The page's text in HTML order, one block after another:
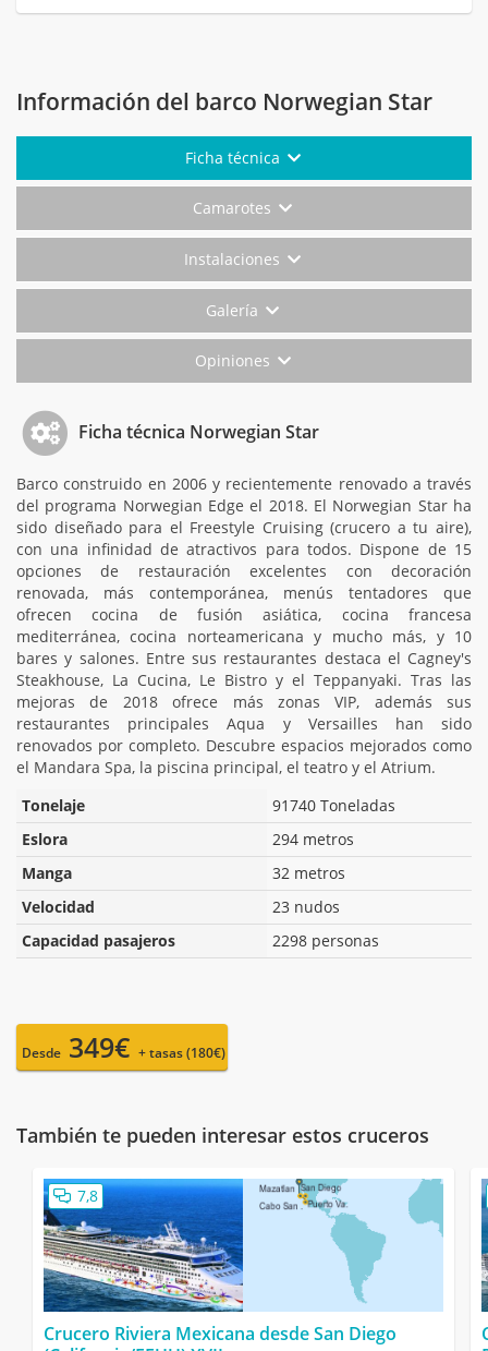
Información del barco Norwegian Star
Ficha técnica
Camarotes
Instalaciones
Galería
Opiniones
Ficha técnica Norwegian Star
Barco construido en 2006 y recientemente renovado a través
del programa Norwegian Edge el 2018. El Norwegian Star ha
sido diseñado para el Freestyle Cruising (crucero a tu aire),
con una infinidad de atractivos para todos. Dispone de 15
opciones de restauración excelentes con decoración
renovada, más contemporánea, menús tentadores que
ofrecen cocina de fusión asiática, cocina francesa
mediterránea, cocina norteamericana y mucho más, y 10
bares y salones. Entre sus restaurantes destaca el Cagney's
Steakhouse, La Cucina, Le Bistro y el Teppanyaki. Tras las
mejoras de 2018 ofrece más zonas VIP, además sus
restaurantes principales Aqua y Versailles han sido
renovados por completo. Descubre espacios mejorados como
el Mandara Spa, la piscina principal, el teatro y el Atrium.
Tonelaje
91740 Toneladas
Eslora
294 metros
Manga
32 metros
Velocidad
23 nudos
Capacidad pasajeros
2298 personas
Desde 349€ + tasas (180€)
También te pueden interesar estos cruceros
7,8
Crucero Riviera Mexicana desde San Diego